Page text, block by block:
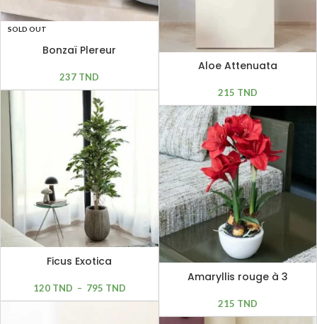
SOLD OUT
Bonzaï Plereur
237 TND
Aloe Attenuata
215 TND
Ficus Exotica
120 TND – 795 TND
Amaryllis rouge à 3
215 TND